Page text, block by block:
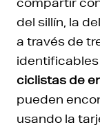
del sillín, la
a través de
identificables
ciclistas de
pueden
usando la